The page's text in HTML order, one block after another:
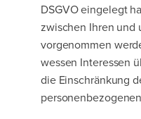
DSGVO eingelegt
zwischen Ihren und
vorgenommen
wessen Interessen
die Einschränkung